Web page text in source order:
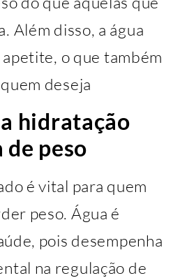
Além disso, a água
o que também
deseja
hidratação
de peso
é vital para quem
peso. Água é
pois desempenha
na regulação de